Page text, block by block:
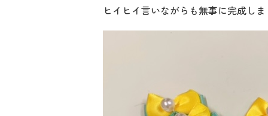
ヒイヒイ言いながらも無事に完成し